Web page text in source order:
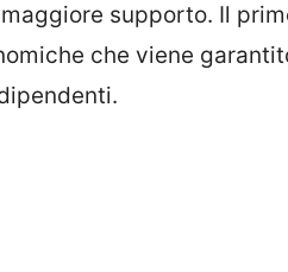
supporto. Il
che viene